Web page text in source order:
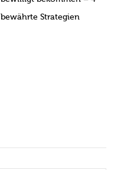
bewährte Strategien